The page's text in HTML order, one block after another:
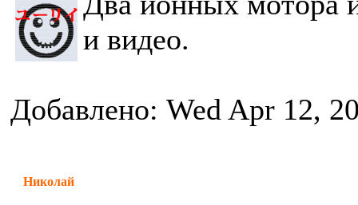
и видео.
Добавлено: Wed Apr 12,
Николай